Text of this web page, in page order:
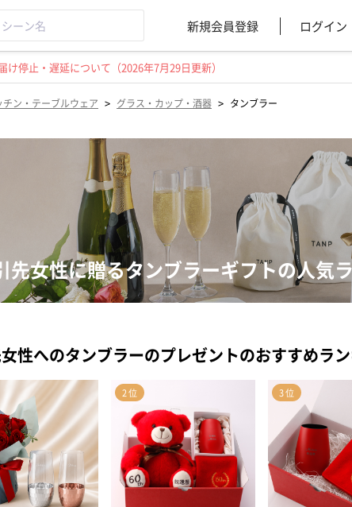
新規会員登録 ログイン
停止・遅延について（2026年7月29日更新）
チン・テーブルウェア > グラス・カップ・酒器 > タンブラー
先女性に贈るタンブラーギフトの人気
性へのタンブラーのプレゼントのおすすめラ